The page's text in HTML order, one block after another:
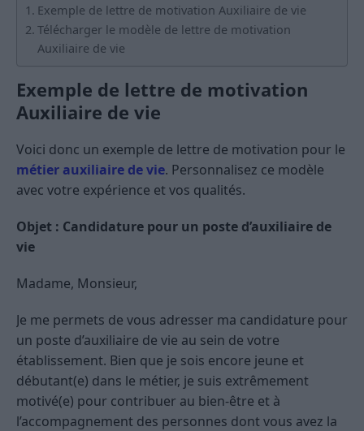
Exemple de lettre de motivation Auxiliaire de vie
Télécharger le modèle de lettre de motivation
Auxiliaire de vie
Exemple de lettre de motivation
Auxiliaire de vie
Voici donc un exemple de lettre de motivation pour le
métier auxiliaire de vie. Personnalisez ce modèle
avec votre expérience et vos qualités.
Objet : Candidature pour un poste d’auxiliaire de
vie
Madame, Monsieur,
Je me permets de vous adresser ma candidature pour
un poste d’auxiliaire de vie au sein de votre
établissement. Bien que je sois encore jeune et
débutant(e) dans le métier, je suis extrêmement
motivé(e) pour contribuer au bien-être et à
l’accompagnement des personnes dont vous avez la